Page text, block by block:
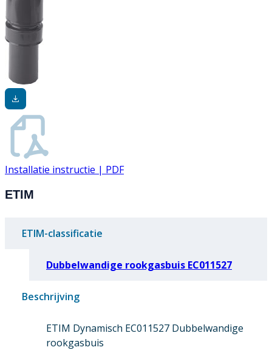
Installatie instructie | PDF
ETIM
ETIM-classificatie
Dubbelwandige rookgasbuis EC011527
Beschrijving
ETIM Dynamisch EC011527 Dubbelwandige
rookgasbuis